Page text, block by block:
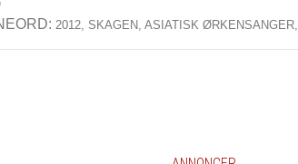
2012, SKAGEN,ASIATISK ØRKENSANGER,